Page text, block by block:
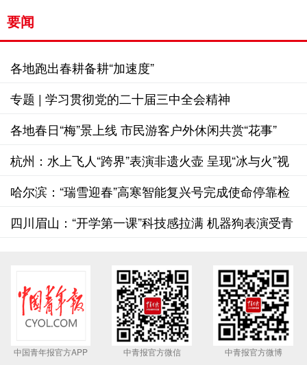
要闻
各地跑出春耕备耕“加速度”
专题 | 学习贯彻党的二十届三中全会精神
各地春日“梅”景上线 市民游客户外休闲共赏“花事”
杭州：水上飞人“跨界”表演非遗火壶 呈现“冰与火”视
觉盛宴
哈尔滨：“瑞雪迎春”高寒智能复兴号完成使命停靠检
修库
四川眉山：“开学第一课”科技感拉满 机器狗表演受青
中国青年报官方APP 中青报官方微信 中青报官方微博